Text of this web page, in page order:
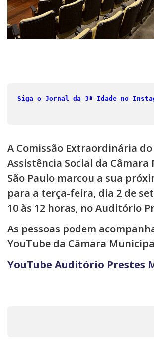
Siga o Jornal da 3ª Idade no
A Comissão Extraordinária do
Assistência Social da
São Paulo marcou a sua
para a terça-feira, dia 2 de
10 às 12 horas, no Auditório
As pessoas podem
YouTube da Câmara
YouTube Auditório Prestes